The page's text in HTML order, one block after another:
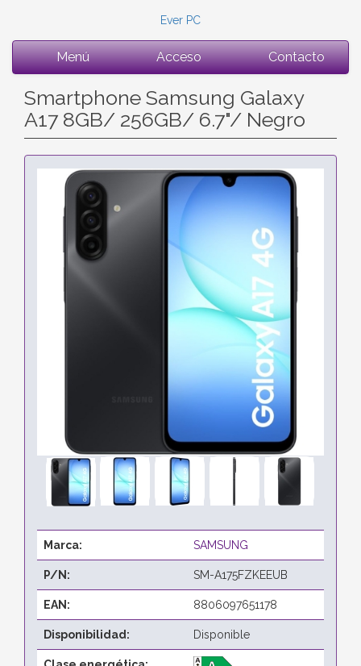
Ever PC
Menú Acceso Contacto
Smartphone Samsung Galaxy
A17 8GB/ 256GB/ 6.7"/ Negro
Marca: SAMSUNG
P/N: SM-A175FZKEEUB
EAN: 8806097651178
Disponibilidad: Disponible